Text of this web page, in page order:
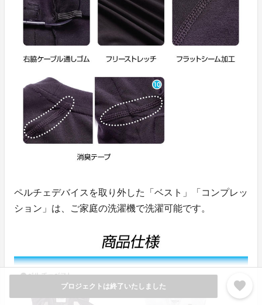
プロジェクトは終了いたしました favorite
ペルチェデバイスを取り外した「ベスト」「コンプレッ
ション」は、ご家庭の洗濯機で洗濯可能です。